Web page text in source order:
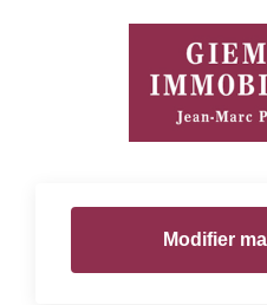
Modifier